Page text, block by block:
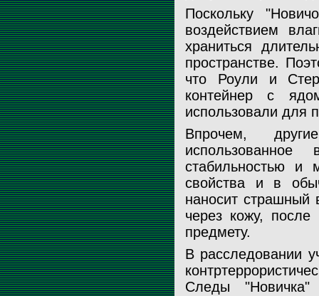
Поскольку
воздействием
храниться
пространстве.
что Роули и
контейнер с
использовали для
Впрочем,
стабильностью и
свойства и в
наносит страшный
через кожу, после
предмету.
В расследовании
Следы